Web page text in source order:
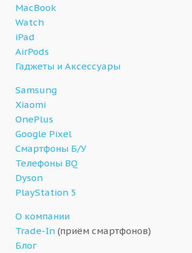
MacBook
Watch
iPad
AirPods
Гаджеты и Аксессуары
Samsung
Xiaomi
OnePlus
Google Pixel
Смартфоны Б/У
Телефоны BQ
Dyson
PlayStation 5
О компании
Trade-In (приём смартфонов)
Блог